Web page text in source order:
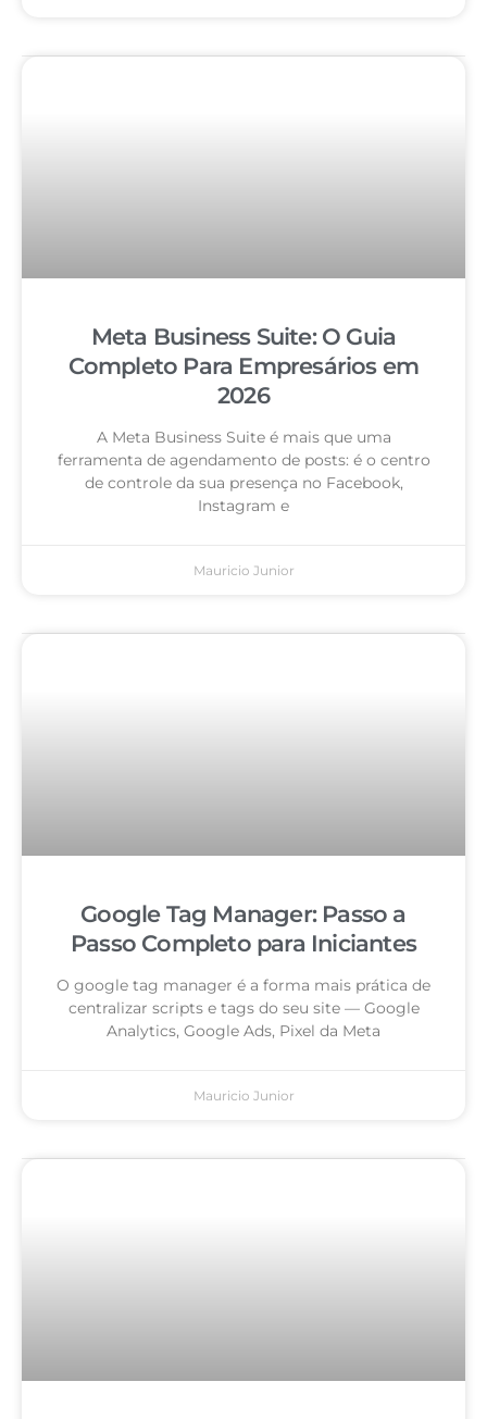
Meta Business Suite: O Guia
Completo Para Empresários em
2026
A Meta Business Suite é mais que uma
ferramenta de agendamento de posts: é o centro
de controle da sua presença no Facebook,
Instagram e
Mauricio Junior
Google Tag Manager: Passo a
Passo Completo para Iniciantes
O google tag manager é a forma mais prática de
centralizar scripts e tags do seu site — Google
Analytics, Google Ads, Pixel da Meta
Mauricio Junior